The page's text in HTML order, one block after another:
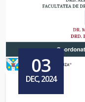
03
DEC, 2024